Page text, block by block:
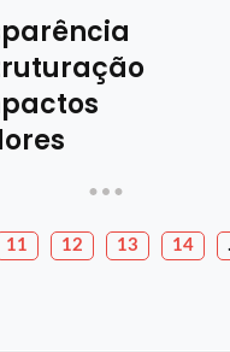
11 12 13 14